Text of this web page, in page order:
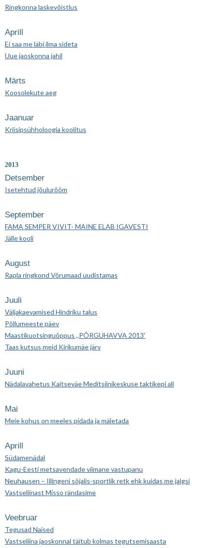
Ringkonna laskevõistlus
Aprill
Ei saa me läbi ilma sideta
Uue jaoskonna jahil
Märts
Koosolekute aeg
Jaanuar
Kriisipsühholoogia koolitus
2013
Detsember
Isetehtud jõulurõõm
September
FAMA SEMPER VIVIT- MAINE ELAB IGAVESTI
Jälle kooli
August
Rapla ringkond Võrumaad uudistamas
Juuli
Väljakaevamised Hindriku talus
Põllumeeste päev
Maastikuotsinguõppus ,,PÕRGUHAVVA 2013'
Taas kutsus meid Kirikumäe järv
Juuni
Nädalavahetus Kaitseväe Meditsiinikeskuse taktikepi all
Mai
Meie kohus on meeles pidada ja mäletada
Aprill
Südamenädal
Kagu-Eesti metsavendade viimane vastupanu
Neuhausen – Illingeni sõjalis-sportlik retk ehk kuidas me jalgsi
Vastseliinast Misso rändasime
Veebruar
Tegusad Naised
Vastseliina jaoskonnal täitub kolmas tegutsemisaasta